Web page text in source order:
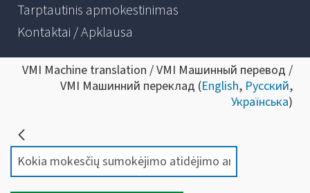
Tarptautinis apmokestinimas
Kontaktai / Apklausa
VMI Machine translation / VMI Машинный перевод /
VMI Машинний переклад (English, Русский,
Українська)